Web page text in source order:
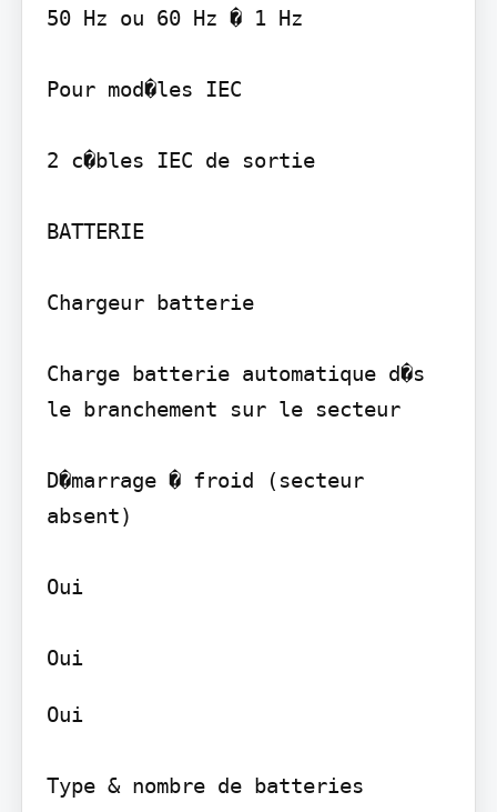
50 Hz ou 60 Hz � 1 Hz
Pour mod�les IEC
2 c�bles IEC de sortie
BATTERIE
Chargeur batterie
Charge batterie automatique d�s
le branchement sur le secteur
D�marrage � froid (secteur
absent)
Oui
Oui
Oui
Type & nombre de batteries